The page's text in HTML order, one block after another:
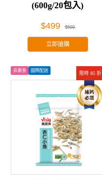
(600g/20包入)
$499 $599
立即搶購
限時 85 折
非素食 國際配送